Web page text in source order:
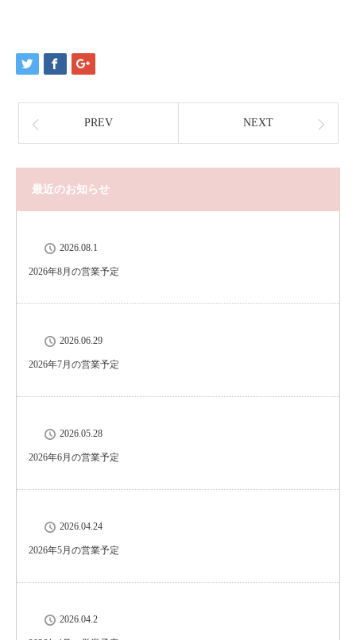
PREV NEXT
最近のお知らせ
2026.08.1
2026年8月の営業予定
2026.06.29
2026年7月の営業予定
2026.05.28
2026年6月の営業予定
2026.04.24
2026年5月の営業予定
2026.04.2